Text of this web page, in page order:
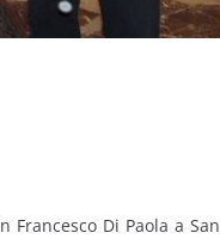
Francesco Di Paola a San